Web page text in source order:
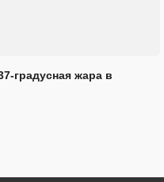
градусная жара в